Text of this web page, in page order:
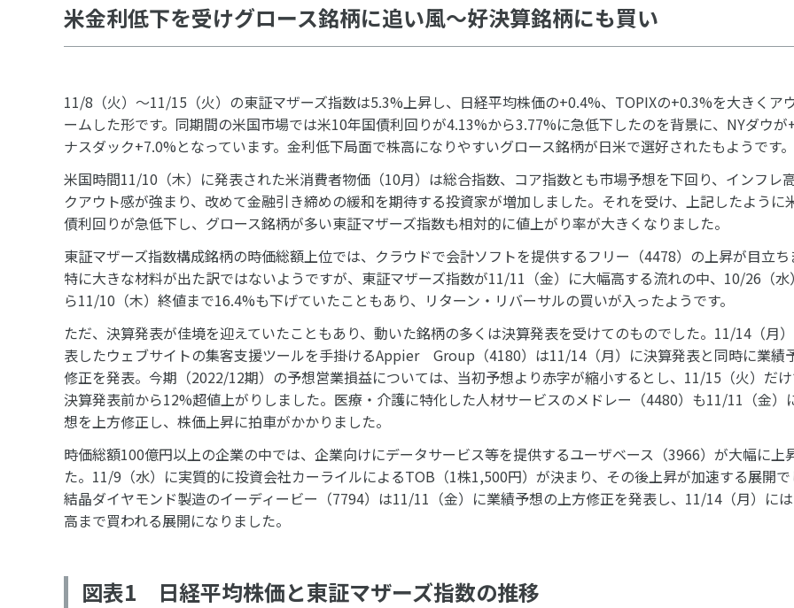
米金利低下を受けグロース銘柄に追い風～好決算銘柄にも買い
11/8（火）～11/15（火）の東証マザーズ指数は5.3%上昇し、日経平均株価の+0.4%、TOPIXの+0.3%を大きくア
ームした形です。同期間の米国市場では米10年国債利回りが4.13%から3.77%に急低下したのを背景に、NYダウが
ナスダック+7.0%となっています。金利低下局面で株高になりやすいグロース銘柄が日米で選好されたもようです。
米国時間11/10（木）に発表された米消費者物価（10月）は総合指数、コア指数とも市場予想を下回り、インフレ
クアウト感が強まり、改めて金融引き締めの緩和を期待する投資家が増加しました。それを受け、上記したように
債利回りが急低下し、グロース銘柄が多い東証マザーズ指数も相対的に値上がり率が大きくなりました。
東証マザーズ指数構成銘柄の時価総額上位では、クラウドで会計ソフトを提供するフリー（4478）の上昇が目立ち
特に大きな材料が出た訳ではないようですが、東証マザーズ指数が11/11（金）に大幅高する流れの中、10/26（
ら11/10（木）終値まで16.4%も下げていたこともあり、リターン・リバーサルの買いが入ったようです。
ただ、決算発表が佳境を迎えていたこともあり、動いた銘柄の多くは決算発表を受けてのものでした。11/14（月
表したウェブサイトの集客支援ツールを手掛けるAppier Group（4180）は11/14（月）に決算発表と同時に業績
修正を発表。今期（2022/12期）の予想営業損益については、当初予想より赤字が縮小するとし、11/15（火）だ
決算発表前から12%超値上がりしました。医療・介護に特化した人材サービスのメドレー（4480）も11/11（金）
想を上方修正し、株価上昇に拍車がかかりました。
時価総額100億円以上の企業の中では、企業向けにデータサービス等を提供するユーザベース（3966）が大幅に上
た。11/9（水）に実質的に投資会社カーライルによるTOB（1株1,500円）が決まり、その後上昇が加速する展開
結晶ダイヤモンド製造のイーディービー（7794）は11/11（金）に業績予想の上方修正を発表し、11/14（月）に
高まで買われる展開になりました。
図表1 日経平均株価と東証マザーズ指数の推移